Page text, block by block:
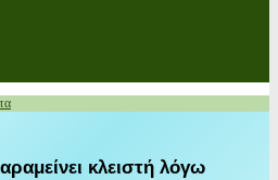
κλειστή λόγω